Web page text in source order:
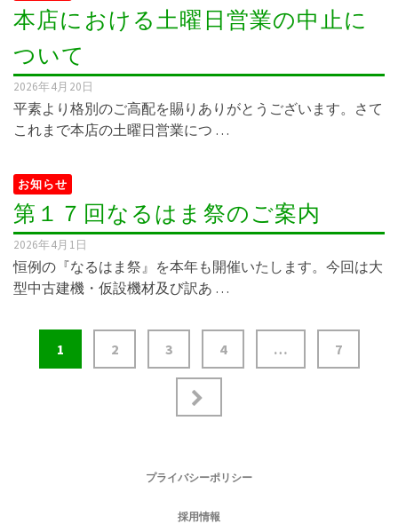
本店における土曜日営業の中止に
ついて
2026年4月20日
平素より格別のご高配を賜りありがとうございます。さて
これまで本店の土曜日営業につ …
お知らせ
第１７回なるはま祭のご案内
2026年4月1日
恒例の『なるはま祭』を本年も開催いたします。今回は大
型中古建機・仮設機材及び訳あ …
1 2 3 4 … 7
プライバシーポリシー
採用情報